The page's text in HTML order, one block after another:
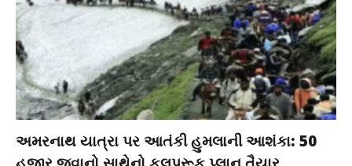
અમરનાથ યાત્રા પર આતંકી હુમલાની આશંકા: 50